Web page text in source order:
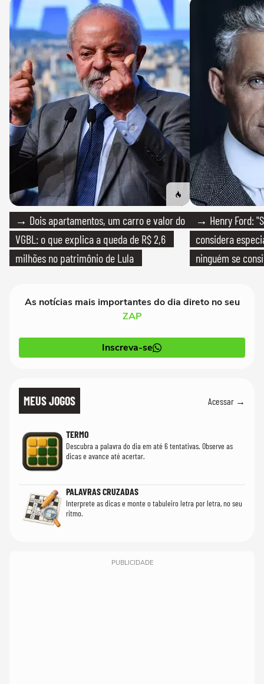
→ Dois apartamentos, um carro e valor do
VGBL: o que explica a queda de R$ 2,6
milhões no patrimônio de Lula
→ Henry Ford:
considera
ninguém se
As notícias mais importantes do dia direto no seu
ZAP
Inscreva-se
MEUS JOGOS Acessar →
TERMO
Descubra a palavra do dia em até 6 tentativas. Observe as
dicas e avance até acertar.
PALAVRAS CRUZADAS
Interprete as dicas e monte o tabuleiro letra por letra, no seu
ritmo.
PUBLICIDADE